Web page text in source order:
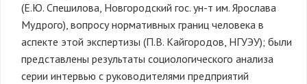
(Е.Ю. Спешилова, Новгородский гос. ун-т им. Ярослава
Мудрого), вопросу нормативных границ человека в
аспекте этой экспертизы (П.В. Кайгородов, НГУЭУ); были
представлены результаты социологического анализа
серии интервью с руководителями предприятий